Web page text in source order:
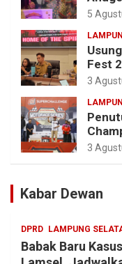
5
Fest
3
3
Kabar Dewan
DPRD LAMPUNG
Babak Baru